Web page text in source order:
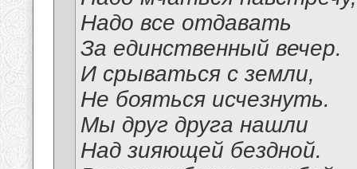
Надо все отдавать
За единственный вечер.
И срываться с земли,
Не бояться исчезнуть.
Мы друг друга нашли
Над зияющей бездной.